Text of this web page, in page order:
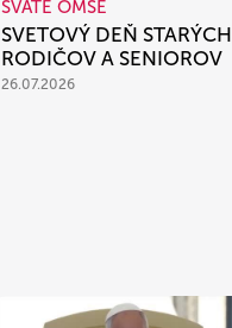
SVÄTÉ OMŠE
SVETOVÝ DEŇ STARÝCH
RODIČOV A SENIOROV
26.07.2026